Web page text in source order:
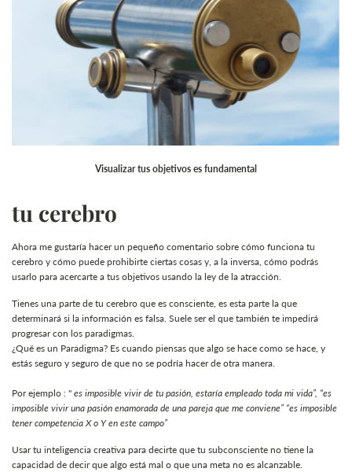
Visualizar tus objetivos es fundamental
tu cerebro
Ahora me gustaría hacer un pequeño comentario sobre cómo funciona tu
cerebro y cómo puede prohibirte ciertas cosas y, a la inversa, cómo podrás
usarlo para acercarte a tus objetivos usando la ley de la atracción.
Tienes una parte de tu cerebro que es consciente, es esta parte la que
determinará si la información es falsa. Suele ser el que también te impedirá
progresar con los paradigmas.
¿Qué es un Paradigma? Es cuando piensas que algo se hace como se hace, y
estás seguro y seguro de que no se podría hacer de otra manera.
Por ejemplo : " es imposible vivir de tu pasión, estaría empleado toda mi vida”, “es
imposible vivir una pasión enamorada de una pareja que me conviene” “es imposible
tener competencia X o Y en este campo”
Usar tu inteligencia creativa para decirte que tu subconsciente no tiene la
capacidad de decir que algo está mal o que una meta no es alcanzable.